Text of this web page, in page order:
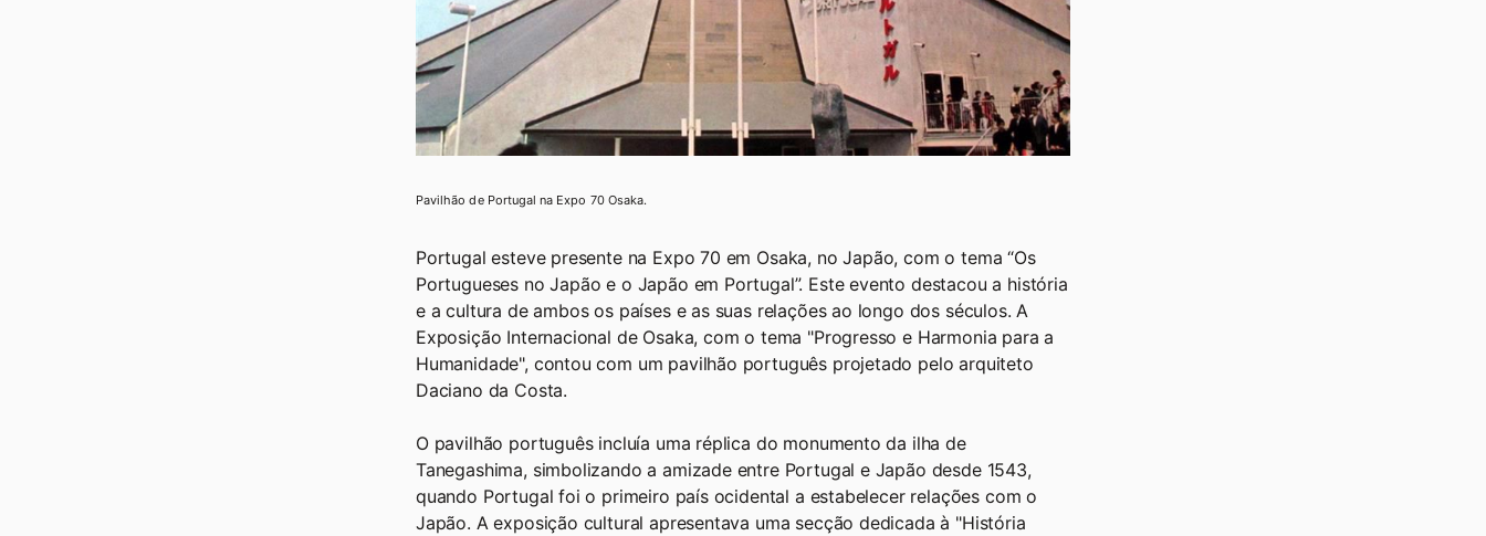
Pavilhão de Portugal na Expo 70 Osaka.
Portugal esteve presente na Expo 70 em Osaka, no Japão, com o tema “Os
Portugueses no Japão e o Japão em Portugal”. Este evento destacou a história
e a cultura de ambos os países e as suas relações ao longo dos séculos. A
Exposição Internacional de Osaka, com o tema "Progresso e Harmonia para a
Humanidade", contou com um pavilhão português projetado pelo arquiteto
Daciano da Costa.
O pavilhão português incluía uma réplica do monumento da ilha de
Tanegashima, simbolizando a amizade entre Portugal e Japão desde 1543,
quando Portugal foi o primeiro país ocidental a estabelecer relações com o
Japão. A exposição cultural apresentava uma secção dedicada à "História